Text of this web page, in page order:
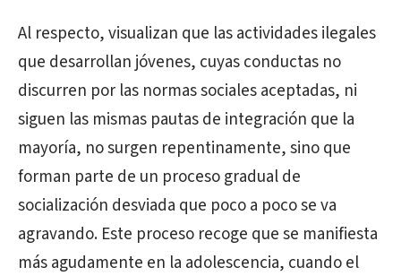
Al respecto, visualizan que las actividades ilegales
que desarrollan jóvenes, cuyas conductas no
discurren por las normas sociales aceptadas, ni
siguen las mismas pautas de integración que la
mayoría, no surgen repentinamente, sino que
forman parte de un proceso gradual de
socialización desviada que poco a poco se va
agravando. Este proceso recoge que se manifiesta
más agudamente en la adolescencia, cuando el